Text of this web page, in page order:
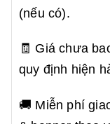
(nếu có).
🧾 Giá chưa
quy định hiện
🚚 Miễn phí